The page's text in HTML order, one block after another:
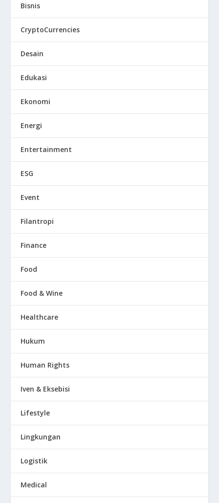
Bisnis
CryptoCurrencies
Desain
Edukasi
Ekonomi
Energi
Entertainment
ESG
Event
Filantropi
Finance
Food
Food & Wine
Healthcare
Hukum
Human Rights
Iven & Eksebisi
Lifestyle
Lingkungan
Logistik
Medical